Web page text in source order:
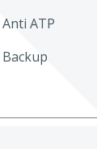
Anti ATP
Backup